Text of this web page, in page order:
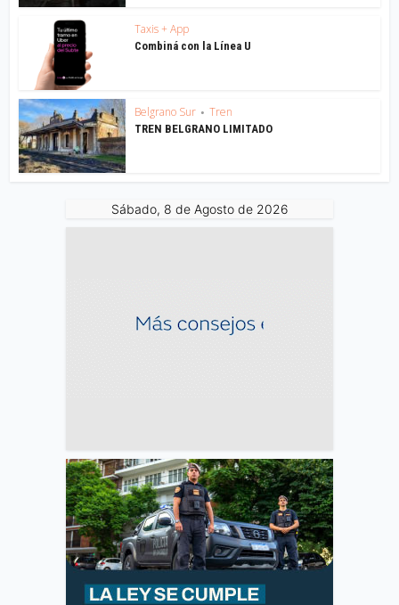
Taxis + App
Combiná con la Línea U
Belgrano Sur • Tren
TREN BELGRANO LIMITADO
Sábado, 8 de Agosto de 2026